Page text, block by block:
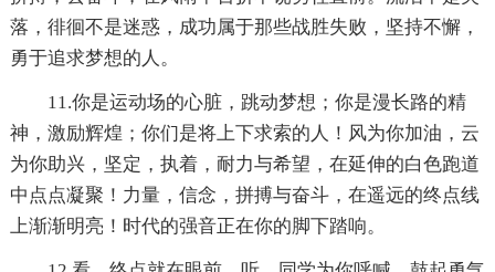
落，徘徊不是迷惑，成功属于那些战胜失败，坚持不懈，
勇于追求梦想的人。
11.你是运动场的心脏，跳动梦想；你是漫长路的精
神，激励辉煌；你们是将上下求索的人！风为你加油，云
为你助兴，坚定，执着，耐力与希望，在延伸的白色跑道
中点点凝聚！力量，信念，拼搏与奋斗，在遥远的终点线
上渐渐明亮！时代的强音正在你的脚下踏响。